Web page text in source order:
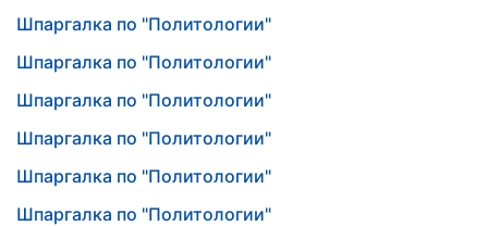
Шпаргалка по "Политологии"
Шпаргалка по "Политологии"
Шпаргалка по "Политологии"
Шпаргалка по "Политологии"
Шпаргалка по "Политологии"
Шпаргалка по "Политологии"